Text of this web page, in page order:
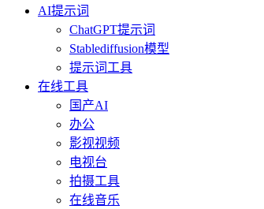
AI提示词
ChatGPT提示词
Stablediffusion模型
提示词工具
在线工具
国产AI
办公
影视视频
电视台
拍摄工具
在线音乐